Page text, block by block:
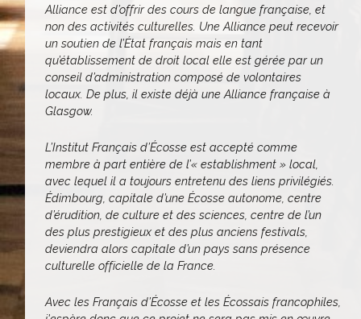
Alliance est d’offrir des cours de langue française, et
non des activités culturelles. Une Alliance peut recevoir
un soutien de l’État français mais en tant
qu’établissement de droit local elle est gérée par un
conseil d’administration composé de volontaires
locaux. De plus, il existe déjà une Alliance française à
Glasgow.
L’Institut Français d’Écosse est accepté comme
membre à part entière de l’« establishment » local,
avec lequel il a toujours entretenu des liens privilégiés.
Édimbourg, capitale d’une Écosse autonome, centre
d’érudition, de culture et des sciences, centre de l’un
des plus prestigieux et des plus anciens festivals,
deviendra alors capitale d’un pays sans présence
culturelle officielle de la France.
Avec les Français d’Écosse et les Écossais francophiles,